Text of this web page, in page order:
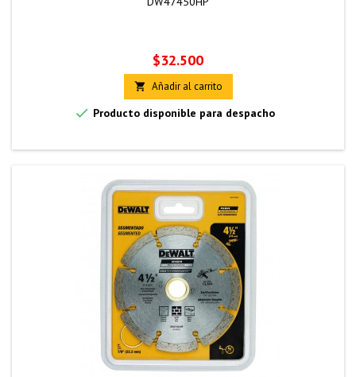
Precio
$32.500
 Añadir al carrito
 Producto disponible para despacho